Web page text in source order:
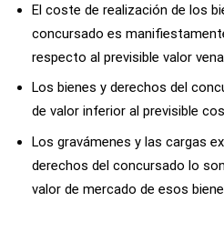
El coste de realización de los
concursado es
respecto al previsible valor
Los bienes y derechos del
de valor inferior al previsible
Los gravámenes y las cargas
derechos del concursado lo
valor de mercado de esos